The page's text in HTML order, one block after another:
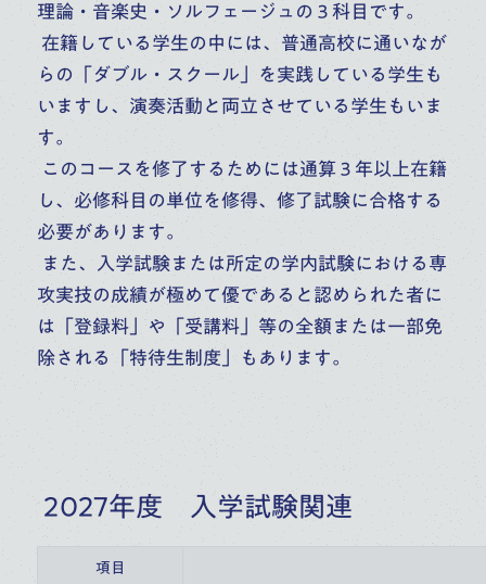
理論・音楽史・ソルフェージュの３科目です。
在籍している学生の中には、普通高校に通いなが
らの「ダブル・スクール」を実践している学生も
いますし、演奏活動と両立させている学生もいま
す。
このコースを修了するためには通算３年以上在籍
し、必修科目の単位を修得、修了試験に合格する
必要があります。
また、入学試験または所定の学内試験における専
攻実技の成績が極めて優であると認められた者に
は「登録料」や「受講料」等の全額または一部免
除される「特待生制度」もあります。
2027年度 入学試験関連
項目